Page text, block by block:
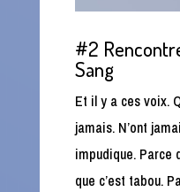
#2
Sang
Et il y a ces voix.
jamais. N’ont
impudique. Parce
que c’est tabou.